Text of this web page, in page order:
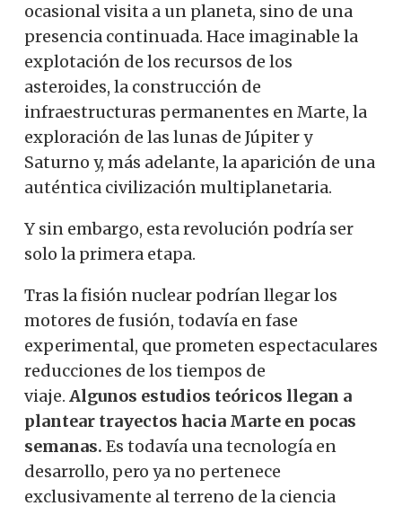
ocasional visita a un planeta, sino de una
presencia continuada. Hace imaginable la
explotación de los recursos de los
asteroides, la construcción de
infraestructuras permanentes en Marte, la
exploración de las lunas de Júpiter y
Saturno y, más adelante, la aparición de una
auténtica civilización multiplanetaria.
Y sin embargo, esta revolución podría ser
solo la primera etapa.
Tras la fisión nuclear podrían llegar los
motores de fusión, todavía en fase
experimental, que prometen espectaculares
reducciones de los tiempos de
viaje. Algunos estudios teóricos llegan a
plantear trayectos hacia Marte en pocas
semanas. Es todavía una tecnología en
desarrollo, pero ya no pertenece
exclusivamente al terreno de la ciencia